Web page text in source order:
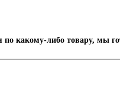
по какому-либо товару, мы